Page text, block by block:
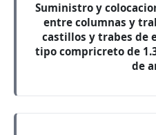
Suministro y
entre columnas y
castillos y trabes de
tipo compricreto de
de